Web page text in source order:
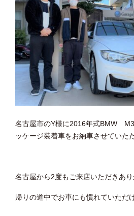
名古屋市のY様に2016年式BMW
ッケージ装着車をお納車させていた
名古屋から2度もご来店いただきあり
帰りの道中でお車にも慣れていただ